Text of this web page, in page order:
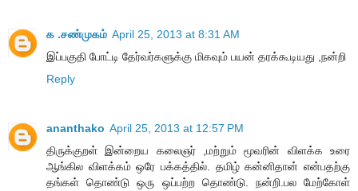
க .சண்முகம் April 25, 2013 at 8:31 AM
இப்பகுதி போட்டி தேர்வர்களுக்கு மிகவும் பயன் தரக்கூடியது ,நன்றி
Reply
ananthako April 25, 2013 at 12:57 PM
திருக்குறள் இன்றைய கலைஞர் ,மற்றும் மூவரின் விளக்க உரை
ஆங்கில விளக்கம் ஒரே பக்கத்தில். தமிழ் கன்னிதான் என்பதற்கு
தங்கள் தொண்டு ஒரு ஒப்பற்ற தொண்டு. நன்றி.பல மேற்கோள்